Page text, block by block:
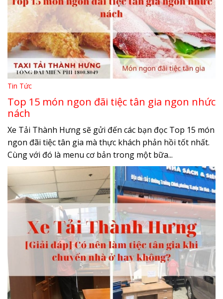
Tin Tức
Top 15 món ngon đãi tiệc tân gia ngon nhức
nách
Xe Tải Thành Hưng sẽ gửi đến các bạn đọc Top 15 món
ngon đãi tiệc tân gia mà thực khách phản hồi tốt nhất.
Cùng với đó là menu cơ bản trong một bữa...